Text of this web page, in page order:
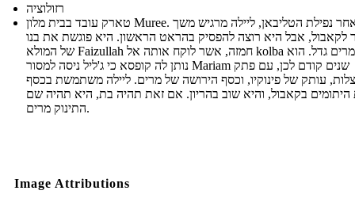
רזולוציה
טארק עובד בבית מלון Muree. לאחר נפילת הטליבאן, ליילה מרגיש משך
לקאבול, אבל היא רוצה להפסיק בהראט הראשון. היא פוגשת את בנו
של המולא Faizullah חמזה, אשר לוקח אותה אל kolba שבו מרים גדל. הוא
נותן לה קופסא כי ג'ליל ניסה למסור Mariam שנים קודם לכן, עם פתק
עותק של פינוקיו, וכסף הירושה של מרים. ליילה משתמשת בכסף
היתומים בקאבול, והיא שוב בהריון. אם זאת תהיה בת, היא תהיה שם
התינוק מרים.
Image Attributions